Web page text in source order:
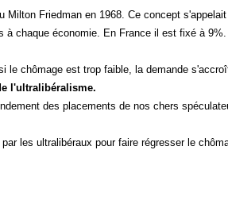
Milton Friedman en 1968. Ce concept
à chaque économie. En France il est fixé à 9%.
le chômage est trop faible, la demande
l'ultralibéralisme.
des placements de nos chers
les ultralibéraux pour faire régresser le